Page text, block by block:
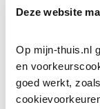
Deze website
Op mijn-thuis.nl
en
goed werkt,
In het
horizon
komende jaren